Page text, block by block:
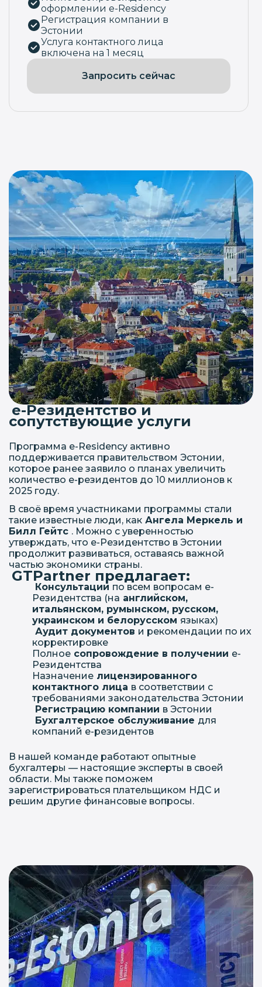
оформлении e-Residency
Регистрация компании в
Эстонии
Услуга контактного лица
включена на 1 месяц
Запросить сейчас
е-Резидентство и
сопутствующие услуги
Программа e-Residency активно
поддерживается правительством Эстонии,
которое ранее заявило о планах увеличить
количество е-резидентов до 10 миллионов к
2025 году.
В своё время участниками программы стали
такие известные люди, как Ангела Меркель и
Билл Гейтс . Можно с уверенностью
утверждать, что е-Резидентство в Эстонии
продолжит развиваться, оставаясь важной
частью экономики страны.
GTPartner предлагает:
Консультации по всем вопросам е-
Резидентства (на английском,
итальянском, румынском, русском,
украинском и белорусском языках)
Аудит документов и рекомендации по их
корректировке
Полное сопровождение в получении е-
Резидентства
Назначение лицензированного
контактного лица в соответствии с
требованиями законодательства Эстонии
Регистрацию компании в Эстонии
Бухгалтерское обслуживание для
компаний е-резидентов
В нашей команде работают опытные
бухгалтеры — настоящие эксперты в своей
области. Мы также поможем
зарегистрироваться плательщиком НДС и
решим другие финансовые вопросы.